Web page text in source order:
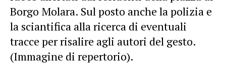
Borgo Molara. Sul posto anche la polizia e
la sciantifica alla ricerca di eventuali
tracce per risalire agli autori del gesto.
(Immagine di repertorio).